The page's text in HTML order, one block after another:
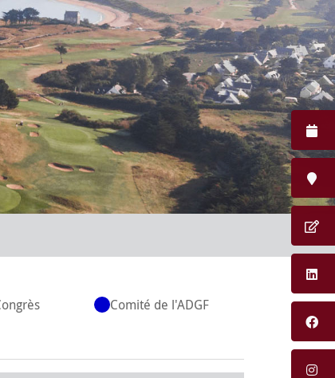
Comité de l'ADGF